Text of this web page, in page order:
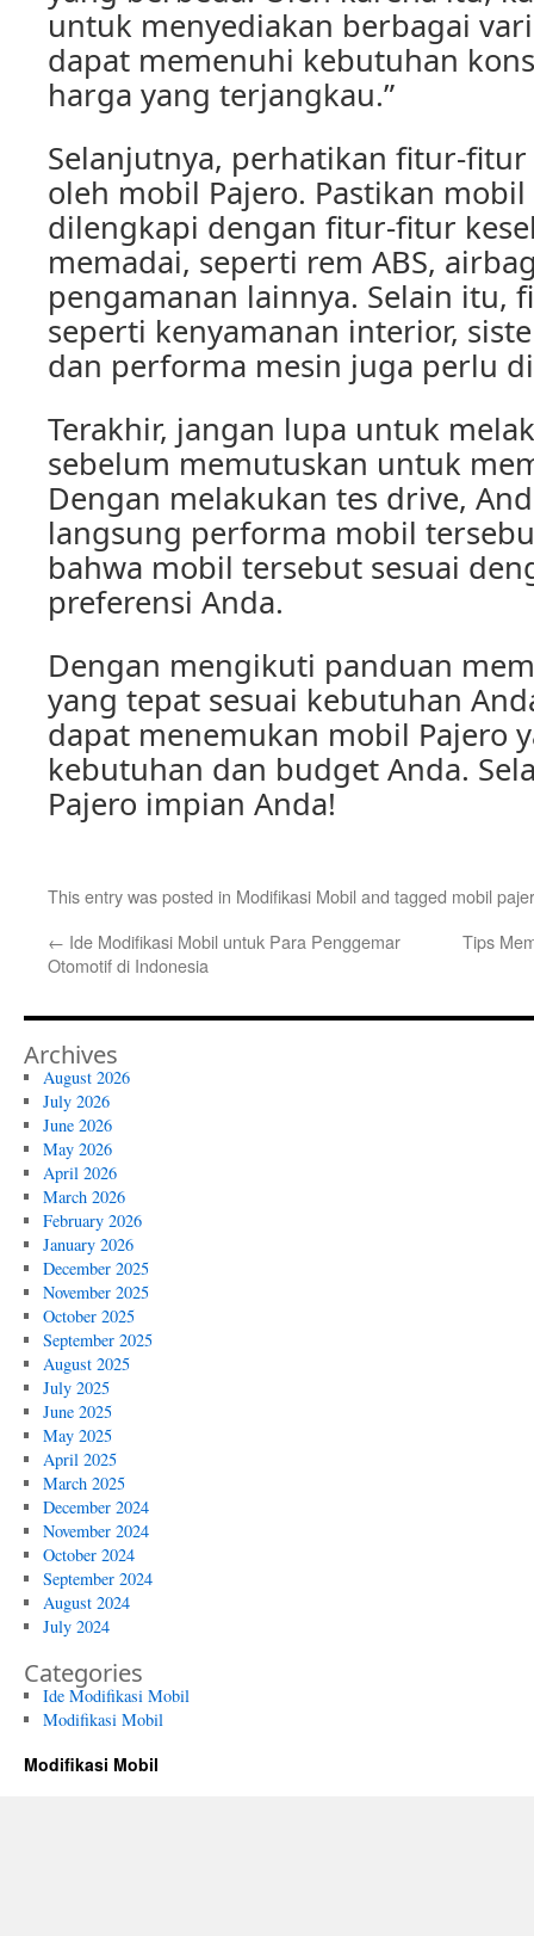
untuk menyediakan berbagai
dapat memenuhi kebutuhan
harga yang terjangkau.”
Selanjutnya, perhatikan fitur-
oleh mobil Pajero. Pastikan
dilengkapi dengan fitur-fitur
memadai, seperti rem ABS,
pengamanan lainnya. Selain itu,
seperti kenyamanan interior,
dan performa mesin juga perlu
Terakhir, jangan lupa untuk
sebelum memutuskan untuk
Dengan melakukan tes drive,
langsung performa mobil
bahwa mobil tersebut sesuai
preferensi Anda.
Dengan mengikuti panduan
yang tepat sesuai kebutuhan
dapat menemukan mobil Pajero
kebutuhan dan budget Anda.
Pajero impian Anda!
This entry was posted in Modifikasi Mobil and tagged mobil
← Ide Modifikasi Mobil untuk Para Penggemar
Otomotif di Indonesia
Tips
Archives
August 2026
July 2026
June 2026
May 2026
April 2026
March 2026
February 2026
January 2026
December 2025
November 2025
October 2025
September 2025
August 2025
July 2025
June 2025
May 2025
April 2025
March 2025
December 2024
November 2024
October 2024
September 2024
August 2024
July 2024
Categories
Ide Modifikasi Mobil
Modifikasi Mobil
Modifikasi Mobil